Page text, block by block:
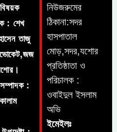
: শেখ
তাজু
সম্পাদক :
নিউজরুমের
ঠিকানা:সদর
হাসপাতাল
মোড়,সদর,যশোর
প্রতিষ্ঠাতা ও
পরিচালক :
ওবাইদুল ইসলাম
অভি
ইমেইলঃ